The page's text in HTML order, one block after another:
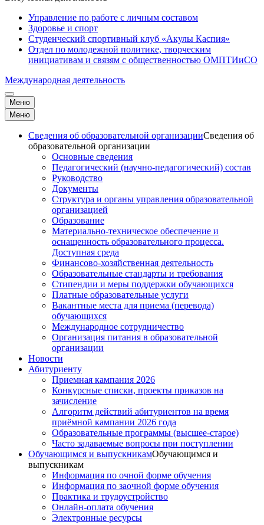
Управление по работе с личным составом
Здоровье и спорт
Студенческий спортивный клуб «Акулы Каспия»
Отдел по молодежной политике, творческим
инициативам и связям с общественностью ОМПТИиСО
Международная деятельность
Меню
Меню
Сведения об образовательной организацииСведения об
образовательной организации
Основные сведения
Педагогический (научно-педагогический) состав
Руководство
Документы
Структура и органы управления образовательной
организацией
Образование
Материально-техническое обеспечение и
оснащенность образовательного процесса.
Доступная среда
Финансово-хозяйственная деятельность
Образовательные стандарты и требования
Стипендии и меры поддержки обучающихся
Платные образовательные услуги
Вакантные места для приема (перевода)
обучающихся
Международное сотрудничество
Организация питания в образовательной
организации
Новости
Абитуриенту
Приемная кампания 2026
Конкурсные списки, проекты приказов на
зачисление
Алгоритм действий абитуриентов на время
приёмной кампании 2026 года
Образовательные программы (высшее-старое)
Часто задаваемые вопросы при поступлении
Обучающимся и выпускникамОбучающимся и
выпускникам
Информация по очной форме обучения
Информация по заочной форме обучения
Практика и трудоустройство
Онлайн-оплата обучения
Электронные ресурсы